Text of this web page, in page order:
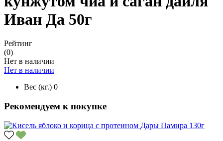
Иван Да 50г
Рейтинг
(0)
Нет в наличии
Нет в наличии
Вес (кг.) 0
Рекомендуем к покупке